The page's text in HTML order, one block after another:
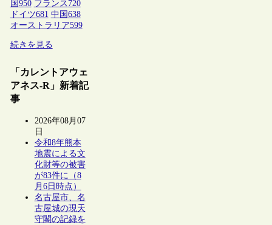
国 950 フランス 720
ドイツ681 中国 638
オーストラリア599
続きを見る
「カレントアウェ
アネス-R」新着記
事
2026年08月07
日
令和8年熊本
地震による文
化財等の被害
が83件に（8
月6日時点）
名古屋市、名
古屋城の現天
守閣の記録を